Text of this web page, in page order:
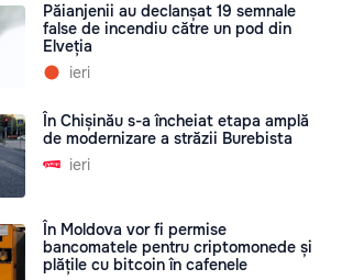
Păianjenii au declanșat 19 semnale
false de incendiu către un pod din
Elveția
ieri
În Chișinău s-a încheiat etapa amplă
de modernizare a străzii Burebista
ieri
În Moldova vor fi permise
bancomatele pentru criptomonede și
plățile cu bitcoin în cafenele